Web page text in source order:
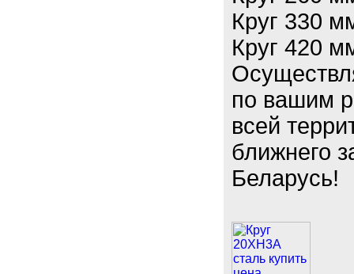
Круг 330
Круг 420
по вашим
всей
ближнего
Беларусь!